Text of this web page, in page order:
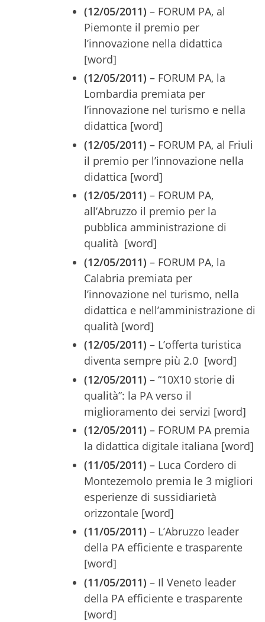
(12/05/2011) – FORUM PA, al
Piemonte il premio per
l’innovazione nella didattica
[word]
(12/05/2011) – FORUM PA, la
Lombardia premiata per
l’innovazione nel turismo e nella
didattica [word]
(12/05/2011) – FORUM PA, al Friuli
il premio per l’innovazione nella
didattica [word]
(12/05/2011) – FORUM PA,
all’Abruzzo il premio per la
pubblica amministrazione di
qualità [word]
(12/05/2011) – FORUM PA, la
Calabria premiata per
l’innovazione nel turismo, nella
didattica e nell’amministrazione di
qualità [word]
(12/05/2011) – L’offerta turistica
diventa sempre più 2.0 [word]
(12/05/2011) – “10X10 storie di
qualità”: la PA verso il
miglioramento dei servizi [word]
(12/05/2011) – FORUM PA premia
la didattica digitale italiana [word]
(11/05/2011) – Luca Cordero di
Montezemolo premia le 3 migliori
esperienze di sussidiarietà
orizzontale [word]
(11/05/2011) – L’Abruzzo leader
della PA efficiente e trasparente
[word]
(11/05/2011) – Il Veneto leader
della PA efficiente e trasparente
[word]